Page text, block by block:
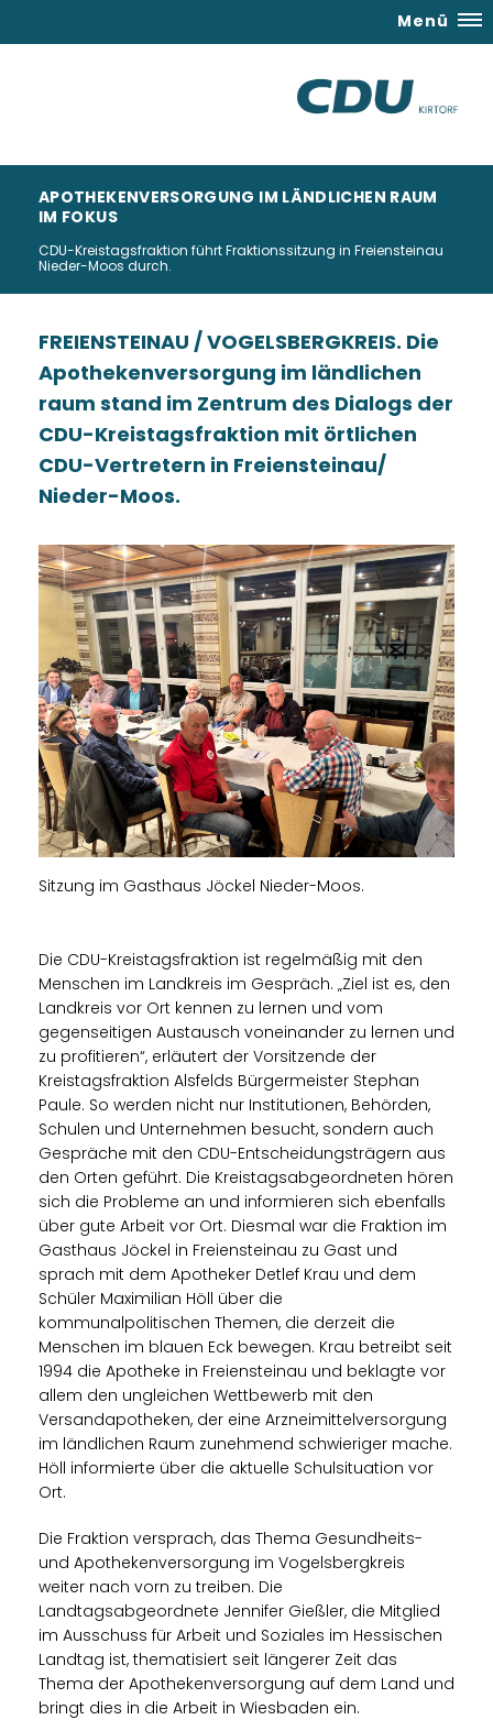
Menü
APOTHEKENVERSORGUNG IM LÄNDLICHEN RAUM
IM FOKUS
CDU-Kreistagsfraktion führt Fraktionssitzung in Freiensteinau
Nieder-Moos durch.
FREIENSTEINAU / VOGELSBERGKREIS. Die
Apothekenversorgung im ländlichen
raum stand im Zentrum des Dialogs der
CDU-Kreistagsfraktion mit örtlichen
CDU-Vertretern in Freiensteinau/
Nieder-Moos.
Sitzung im Gasthaus Jöckel Nieder-Moos.
Die CDU-Kreistagsfraktion ist regelmäßig mit den
Menschen im Landkreis im Gespräch. „Ziel ist es, den
Landkreis vor Ort kennen zu lernen und vom
gegenseitigen Austausch voneinander zu lernen und
zu profitieren“, erläutert der Vorsitzende der
Kreistagsfraktion Alsfelds Bürgermeister Stephan
Paule. So werden nicht nur Institutionen, Behörden,
Schulen und Unternehmen besucht, sondern auch
Gespräche mit den CDU-Entscheidungsträgern aus
den Orten geführt. Die Kreistagsabgeordneten hören
sich die Probleme an und informieren sich ebenfalls
über gute Arbeit vor Ort. Diesmal war die Fraktion im
Gasthaus Jöckel in Freiensteinau zu Gast und
sprach mit dem Apotheker Detlef Krau und dem
Schüler Maximilian Höll über die
kommunalpolitischen Themen, die derzeit die
Menschen im blauen Eck bewegen. Krau betreibt seit
1994 die Apotheke in Freiensteinau und beklagte vor
allem den ungleichen Wettbewerb mit den
Versandapotheken, der eine Arzneimittelversorgung
im ländlichen Raum zunehmend schwieriger mache.
Höll informierte über die aktuelle Schulsituation vor
Ort.
Die Fraktion versprach, das Thema Gesundheits-
und Apothekenversorgung im Vogelsbergkreis
weiter nach vorn zu treiben. Die
Landtagsabgeordnete Jennifer Gießler, die Mitglied
im Ausschuss für Arbeit und Soziales im Hessischen
Landtag ist, thematisiert seit längerer Zeit das
Thema der Apothekenversorgung auf dem Land und
bringt dies in die Arbeit in Wiesbaden ein.